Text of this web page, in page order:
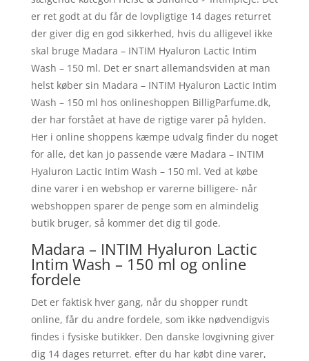
er ret godt at du får de lovpligtige 14 dages returret
der giver dig en god sikkerhed, hvis du alligevel ikke
skal bruge Madara – INTIM Hyaluron Lactic Intim
Wash – 150 ml. Det er snart allemandsviden at man
helst køber sin Madara – INTIM Hyaluron Lactic Intim
Wash – 150 ml hos onlineshoppen BilligParfume.dk,
der har forstået at have de rigtige varer på hylden.
Her i online shoppens kæmpe udvalg finder du noget
for alle, det kan jo passende være Madara – INTIM
Hyaluron Lactic Intim Wash – 150 ml. Ved at købe
dine varer i en webshop er varerne billigere- når
webshoppen sparer de penge som en almindelig
butik bruger, så kommer det dig til gode.
Madara – INTIM Hyaluron Lactic
Intim Wash – 150 ml og online
fordele
Det er faktisk hver gang, når du shopper rundt
online, får du andre fordele, som ikke nødvendigvis
findes i fysiske butikker. Den danske lovgivning giver
dig 14 dages returret. efter du har købt dine varer,